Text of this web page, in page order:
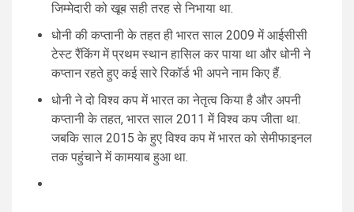
जिम्मेदारी को खूब सही तरह से निभाया था.
धोनी की कप्तानी के तहत ही भारत साल 2009 में आईसीसी
टेस्ट रैंकिंग में प्रथम स्थान हासिल कर पाया था और धोनी ने
कप्तान रहते हुए कई सारे रिकॉर्ड भी अपने नाम किए हैं.
धोनी ने दो विश्व कप में भारत का नेतृत्व किया है और अपनी
कप्तानी के तहत, भारत साल 2011 में विश्व कप जीता था.
जबकि साल 2015 के हुए विश्व कप में भारत को सेमीफाइनल
तक पहुंचाने में कामयाब हुआ था.